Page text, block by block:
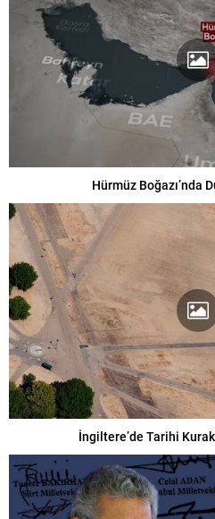
Hürmüz Boğazı’nda
İngiltere’de Tarihi